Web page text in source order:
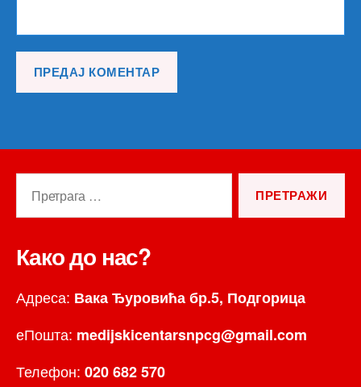
Како до нас?
Адреса: Вака Ђуровића бр.5, Подгорица
еПошта: medijskicentarsnpcg@gmail.com
Телефон: 020 682 570